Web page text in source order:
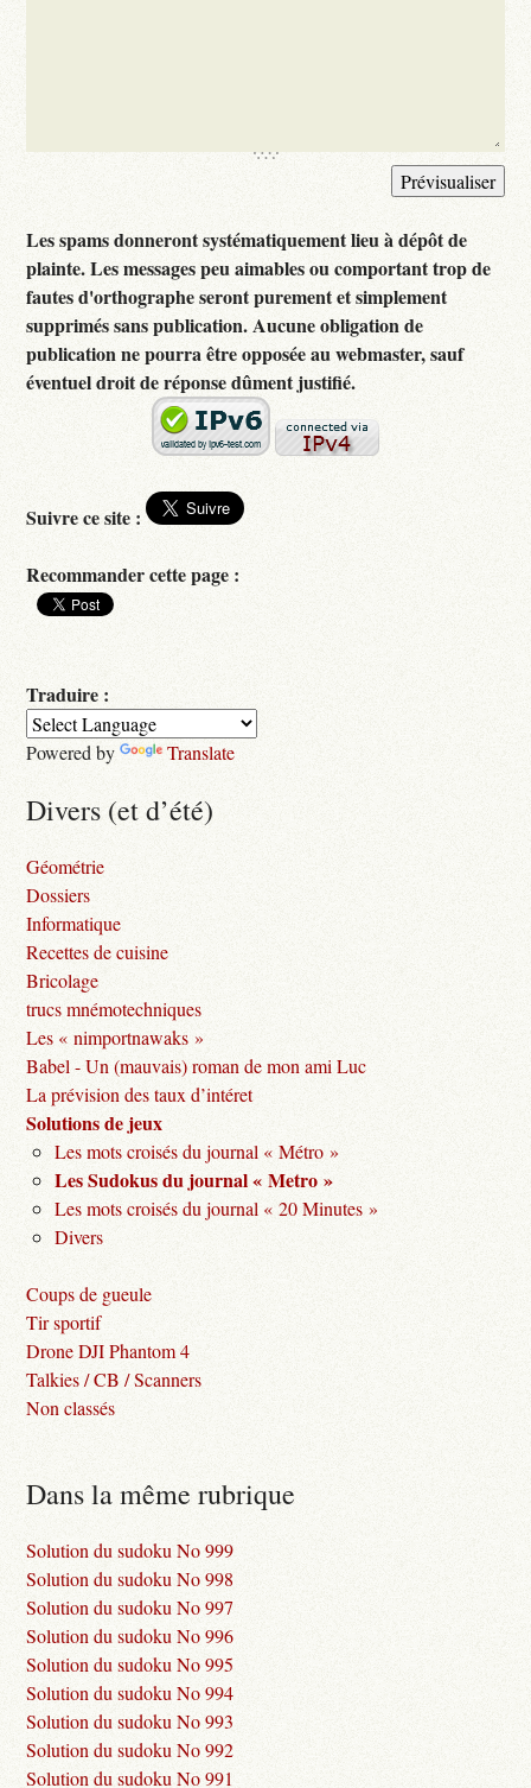
Les spams donneront systématiquement lieu à dépôt de
plainte. Les messages peu aimables ou comportant trop de
fautes d'orthographe seront purement et simplement
supprimés sans publication. Aucune obligation de
publication ne pourra être opposée au webmaster, sauf
éventuel droit de réponse dûment justifié.
Suivre ce site :
Recommander cette page :
Traduire :
Powered by Translate
Divers (et d’été)
Géométrie
Dossiers
Informatique
Recettes de cuisine
Bricolage
trucs mnémotechniques
Les « nimportnawaks »
Babel - Un (mauvais) roman de mon ami Luc
La prévision des taux d’intéret
Solutions de jeux
Les mots croisés du journal « Métro »
Les Sudokus du journal « Metro »
Les mots croisés du journal « 20 Minutes »
Divers
Coups de gueule
Tir sportif
Drone DJI Phantom 4
Talkies / CB / Scanners
Non classés
Dans la même rubrique
Solution du sudoku No 999
Solution du sudoku No 998
Solution du sudoku No 997
Solution du sudoku No 996
Solution du sudoku No 995
Solution du sudoku No 994
Solution du sudoku No 993
Solution du sudoku No 992
Solution du sudoku No 991